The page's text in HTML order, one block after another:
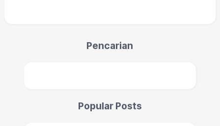
Pencarian
Popular Posts